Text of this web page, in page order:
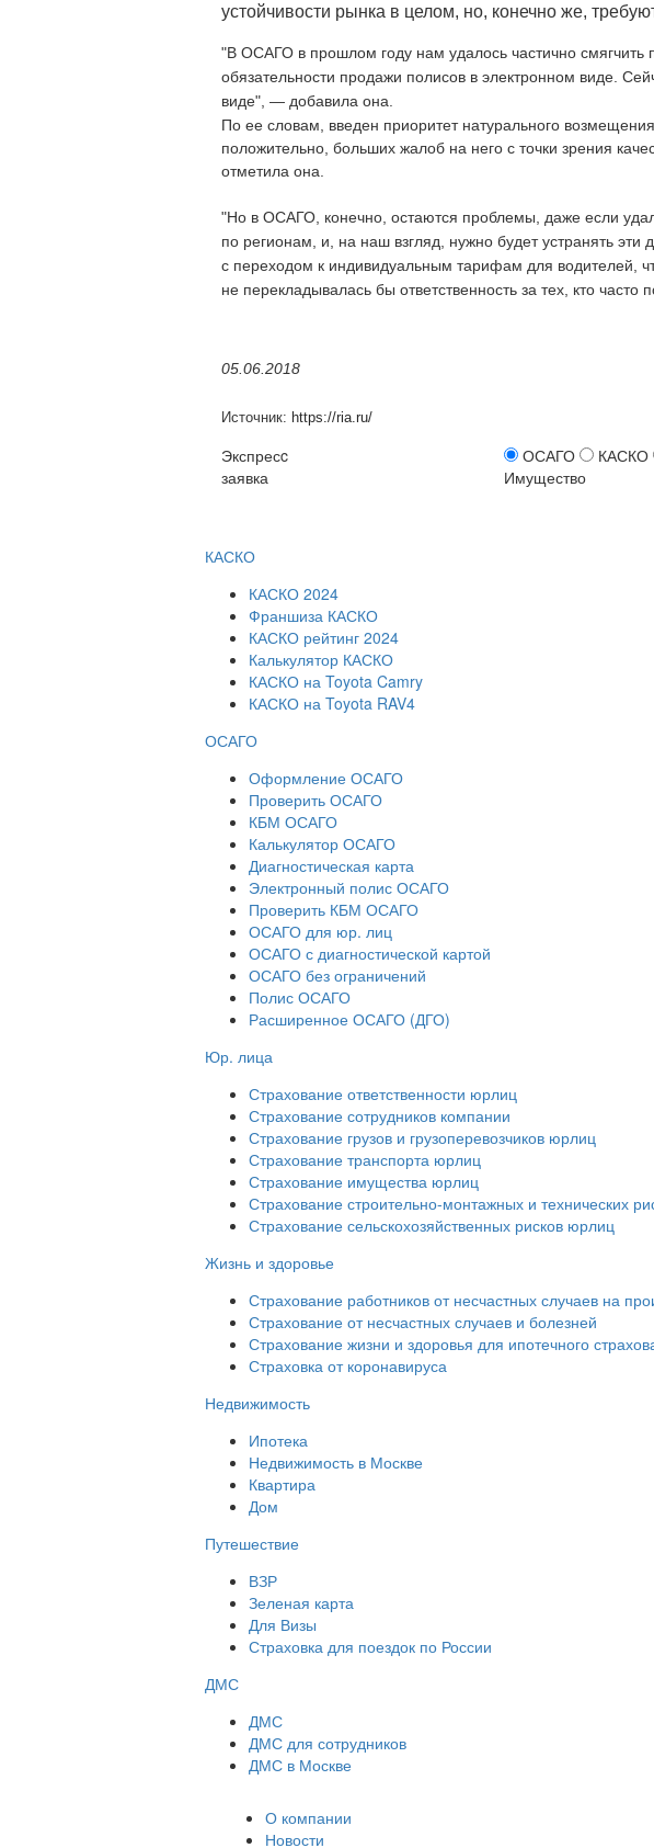
устойчивости рынка в целом, но, конечно же,
"В ОСАГО в прошлом году нам удалось частично смягчить
обязательности продажи полисов в электронном виде.
виде", — добавила она.
По ее словам, введен приоритет натурального
положительно, больших жалоб на него с точки зрения
отметила она.
"Но в ОСАГО, конечно, остаются проблемы, даже если
по регионам, и, на наш взгляд, нужно будет устранять
с переходом к индивидуальным тарифам для водителей,
не перекладывалась бы ответственность за тех, кто часто
05.06.2018
Источник: https://ria.ru/
Экспресc
заявка
ОСАГО
КАСКО
Имущество
КАСКО
КАСКО 2024
Франшиза КАСКО
КАСКО рейтинг 2024
Калькулятор КАСКО
КАСКО на Toyota Camry
КАСКО на Toyota RAV4
ОСАГО
Оформление ОСАГО
Проверить ОСАГО
КБМ ОСАГО
Калькулятор ОСАГО
Диагностическая карта
Электронный полис ОСАГО
Проверить КБМ ОСАГО
ОСАГО для юр. лиц
ОСАГО с диагностической картой
ОСАГО без ограничений
Полис ОСАГО
Расширенное ОСАГО (ДГО)
Юр. лица
Страхование ответственности юрлиц
Страхование сотрудников компании
Страхование грузов и грузоперевозчиков юрлиц
Страхование транспорта юрлиц
Страхование имущества юрлиц
Страхование строительно-монтажных и технических
Страхование сельскохозяйственных рисков юрлиц
Жизнь и здоровье
Страхование работников от несчастных случаев на
Страхование от несчастных случаев и болезней
Страхование жизни и здоровья для ипотечного
Страховка от коронавируса
Недвижимость
Ипотека
Недвижимость в Москве
Квартира
Дом
Путешествие
ВЗР
Зеленая карта
Для Визы
Страховка для поездок по России
ДМС
ДМС
ДМС для сотрудников
ДМС в Москве
О компании
Новости